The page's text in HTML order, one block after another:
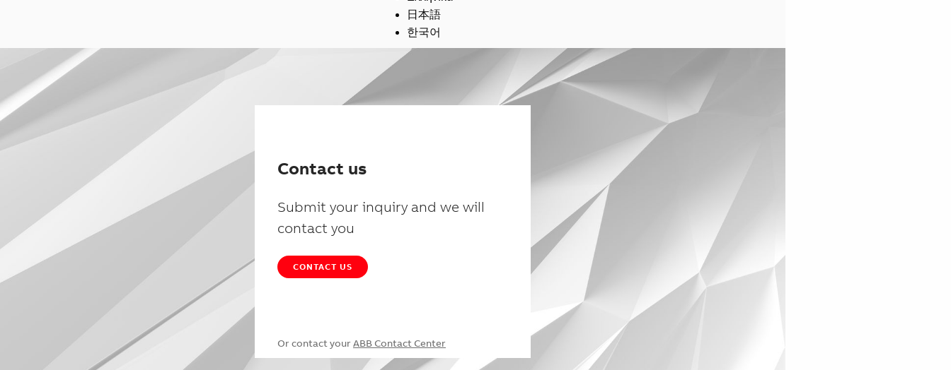
日本語
한국어
Contact us
Submit your inquiry and we will
contact you
CONTACT US
Or contact your ABB Contact Center